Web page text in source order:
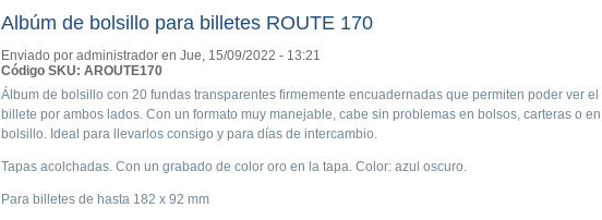
Albúm de bolsillo para billetes ROUTE 170
Enviado por administrador en Jue, 15/09/2022 - 13:21
Código SKU: AROUTE170
Álbum de bolsillo con 20 fundas transparentes firmemente encuadernadas que permiten poder ver el
billete por ambos lados. Con un formato muy manejable, cabe sin problemas en bolsos, carteras o
bolsillo. Ideal para llevarlos consigo y para días de intercambio.
Tapas acolchadas. Con un grabado de color oro en la tapa. Color: azul oscuro.
Para billetes de hasta 182 x 92 mm